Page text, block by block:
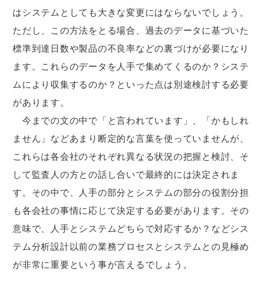
はシステムとしても大きな変更にはならないでしょう。
ただし、この方法をとる場合、過去のデータに基づいた
標準到達日数や製品の不良率などの裏づけが必要になり
ます。これらのデータを人手で集めてくるのか？システ
ムにより収集するのか？といった点は別途検討する必要
があります。
今までの文の中で「と言われています」、「かもしれ
ません」などあまり断定的な言葉を使っていませんが、
これらは各会社のそれぞれ異なる状況の把握と検討、そ
して監査人の方との話し合いで最終的には決定されま
す。その中で、人手の部分とシステムの部分の役割分担
も各会社の事情に応じて決定する必要があります。その
意味で、人手とシステムどちらで対応するか？などシス
テム分析設計以前の業務プロセスとシステムとの見極め
が非常に重要という事が言えるでしょう。